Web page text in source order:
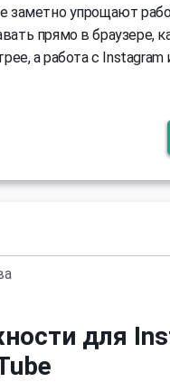
заметно упрощают
прямо в браузере,
а работа с
для